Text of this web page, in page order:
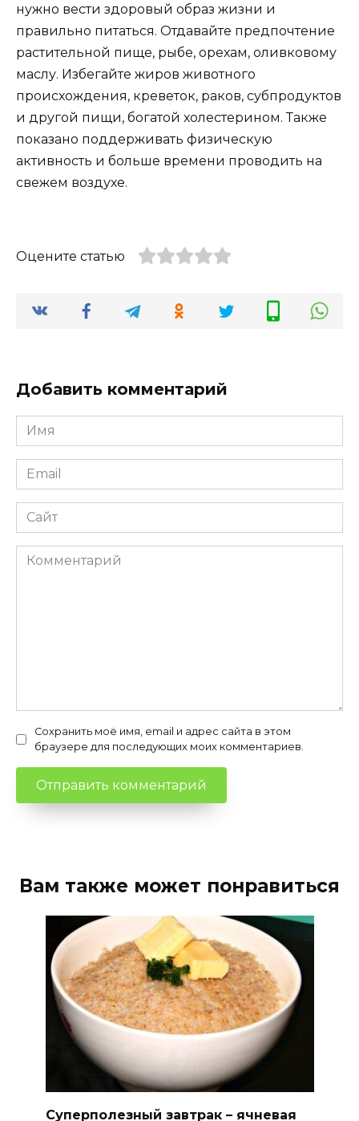
нужно вести здоровый образ жизни и
правильно питаться. Отдавайте предпочтение
растительной пище, рыбе, орехам, оливковому
маслу. Избегайте жиров животного
происхождения, креветок, раков, субпродуктов
и другой пищи, богатой холестерином. Также
показано поддерживать физическую
активность и больше времени проводить на
свежем воздухе.
Оцените статью
Добавить комментарий
Имя
*
Email
*
Сайт
Комментарий
Сохранить моё имя, email и адрес сайта в этом
браузере для последующих моих комментариев.
Вам также может понравиться
Суперполезный завтрак – ячневая